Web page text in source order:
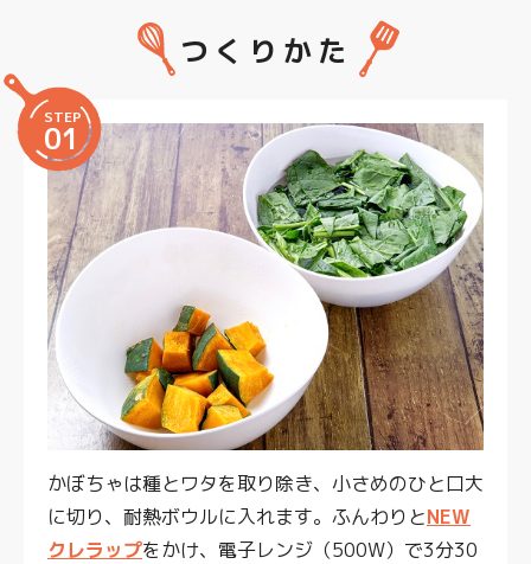
つくりかた
STEP
01
かぼちゃは種とワタを取り除き、小さめのひと口大
に切り、耐熱ボウルに入れます。ふんわりとNEW
クレラップをかけ、電子レンジ（500W）で3分30